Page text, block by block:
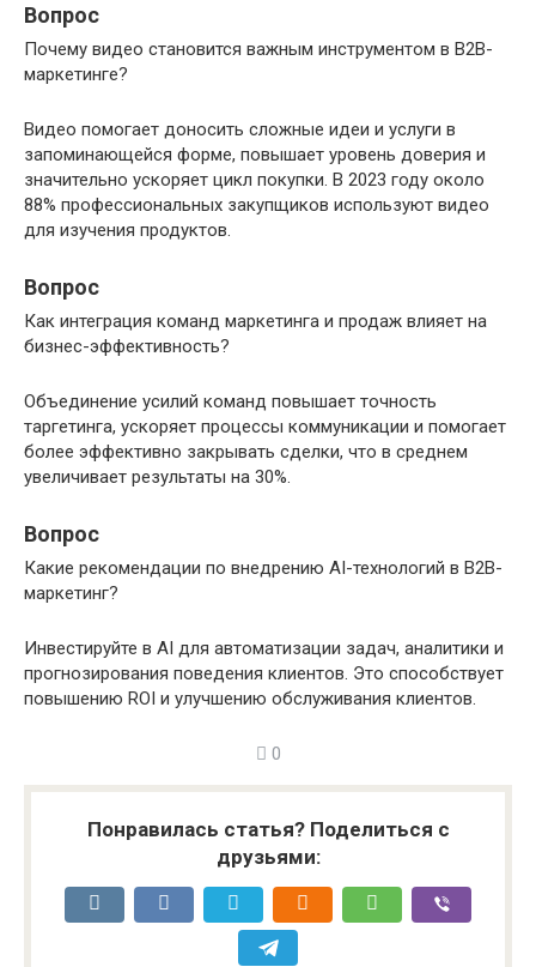
Вопрос
Почему видео становится важным инструментом в B2B-
маркетинге?
Видео помогает доносить сложные идеи и услуги в
запоминающейся форме, повышает уровень доверия и
значительно ускоряет цикл покупки. В 2023 году около
88% профессиональных закупщиков используют видео
для изучения продуктов.
Вопрос
Как интеграция команд маркетинга и продаж влияет на
бизнес-эффективность?
Объединение усилий команд повышает точность
таргетинга, ускоряет процессы коммуникации и помогает
более эффективно закрывать сделки, что в среднем
увеличивает результаты на 30%.
Вопрос
Какие рекомендации по внедрению AI-технологий в B2B-
маркетинг?
Инвестируйте в AI для автоматизации задач, аналитики и
прогнозирования поведения клиентов. Это способствует
повышению ROI и улучшению обслуживания клиентов.
0
Понравилась статья? Поделиться с
друзьями: